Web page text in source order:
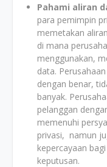
Pahami aliran
para pemimpin
memetakan
di mana
menggunakan,
data.
dengan benar,
banyak.
pelanggan
memenuhi
privasi, namun
kepercayaan
keputusan.